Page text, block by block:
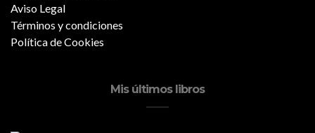
Aviso Legal
Términos y condiciones
Política de Cookies
Mis últimos libros